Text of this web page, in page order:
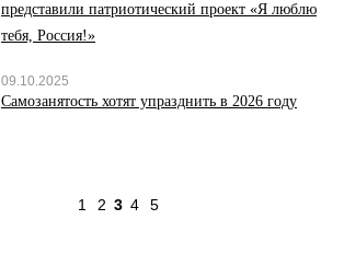
представили патриотический проект «Я люблю
тебя, Россия!»
09.10.2025
Самозанятость хотят упразднить в 2026 году
1 2 3 4 5